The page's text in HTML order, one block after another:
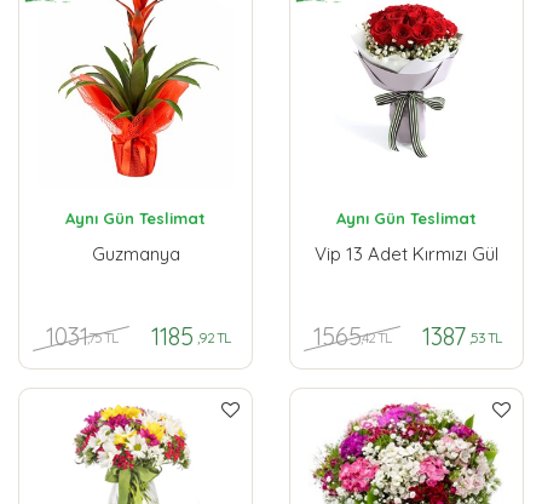
Aynı Gün Teslimat
Guzmanya
1031,75 TL 1185 ,92 TL
Aynı Gün Teslimat
Vip 13 Adet Kırmızı Gül
1565,42 TL 1387 ,53 TL